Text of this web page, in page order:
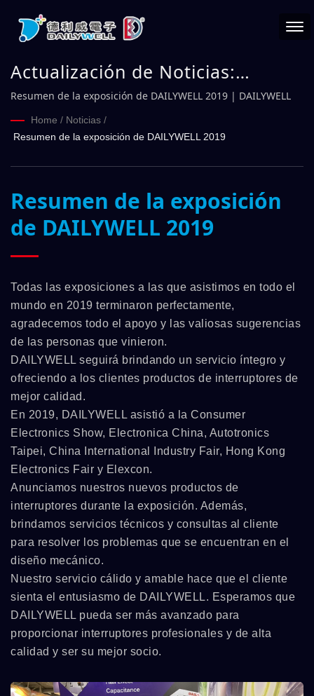
Actualización de Noticias:
Resumen de la exposición de
DAILYWELL 2019 | DAILYWELL
Resumen de la exposición de DAILYWELL 2019 | DAILYWELL
Home / Noticias /
Resumen de la exposición de DAILYWELL 2019
Resumen de la exposición
de DAILYWELL 2019
Todas las exposiciones a las que asistimos en todo el
mundo en 2019 terminaron perfectamente,
agradecemos todo el apoyo y las valiosas sugerencias
de las personas que vinieron.
DAILYWELL seguirá brindando un servicio íntegro y
ofreciendo a los clientes productos de interruptores de
mejor calidad.
En 2019, DAILYWELL asistió a la Consumer
Electronics Show, Electronica China, Autotronics
Taipei, China International Industry Fair, Hong Kong
Electronics Fair y Elexcon.
Anunciamos nuestros nuevos productos de
interruptores durante la exposición. Además,
brindamos servicios técnicos y consultas al cliente
para resolver los problemas que se encuentran en el
diseño mecánico.
Nuestro servicio cálido y amable hace que el cliente
sienta el entusiasmo de DAILYWELL. Esperamos que
DAILYWELL pueda ser más avanzado para
proporcionar interruptores profesionales y de alta
calidad y ser su mejor socio.